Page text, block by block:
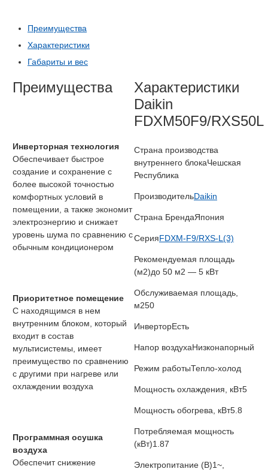
Преимущества
Характеристики
Габариты и вес
Преимущества
Инверторная технология
Обеспечивает быстрое
создание и сохранение с
более высокой точностью
комфортных условий в
помещении, а также экономит
электроэнергию и снижает
уровень шума по сравнению с
обычным кондиционером
Приоритетное помещение
С находящимся в нем
внутренним блоком, который
входит в состав
мультисистемы, имеет
преимущество по сравнению
с другими при нагреве или
охлаждении воздуха
Программная осушка
воздуха
Обеспечит снижение
Характеристики
Daikin
FDXM50F9/RXS50L
Страна производства
внутреннего блокаЧешская
Республика
ПроизводительDaikin
Страна БрендаЯпония
СерияFDXM-F9/RXS-L(3)
Рекомендуемая площадь
(м2)до 50 м2 — 5 кВт
Обслуживаемая площадь,
м250
ИнверторЕсть
Напор воздухаНизконапорный
Режим работыТепло-холод
Мощность охлаждения, кВт5
Мощность обогрева, кВт5.8
Потребляемая мощность
(кВт)1.87
Электропитание (В)1~,